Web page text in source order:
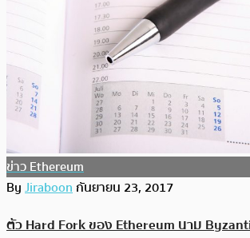
ข่าว Ethereum
ByJiraboonกันยายน 23, 2017
ตัว Hard Fork ของ Ethereum นาม